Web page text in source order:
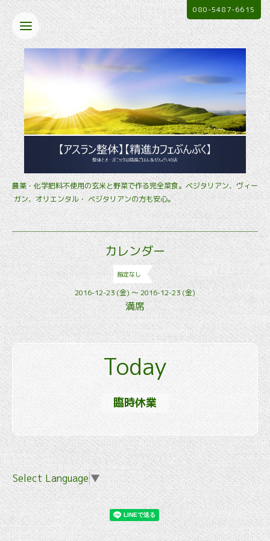
農薬・化学肥料不使用の玄米と野菜で作る完全菜食。ベジタリアン、ヴィー
ガン、オリエンタル・ ベジタリアンの方も安心。
080-5487-6615
カレンダー
指定なし
2016-12-23 (金) ～ 2016-12-23 (金)
満席
Today
臨時休業
Select Language ▼